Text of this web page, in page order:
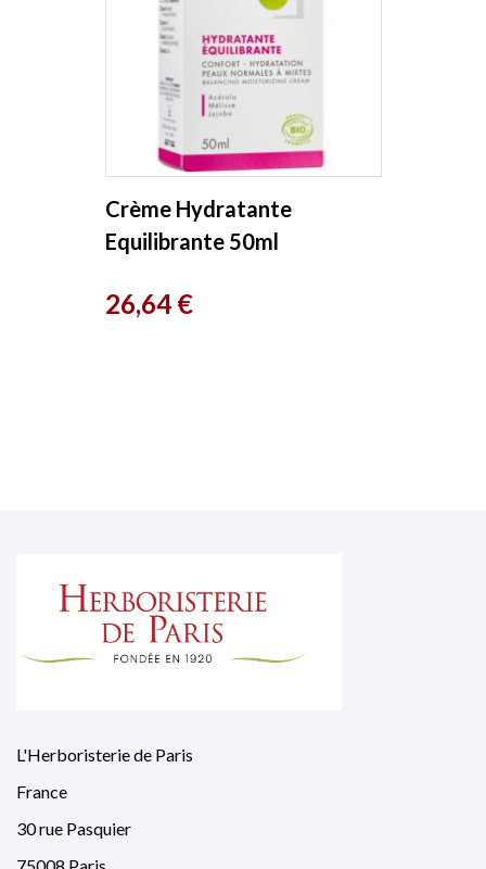
Crème Hydratante
Equilibrante 50ml
Prix
26,64 €
L'Herboristerie de Paris
France
30 rue Pasquier